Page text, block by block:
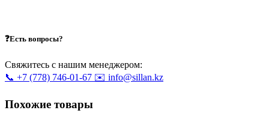
❓Есть вопросы?
Свяжитесь с нашим менеджером:
📞 +7 (778) 746-01-67 ✉️ info@sillan.kz
Похожие товары